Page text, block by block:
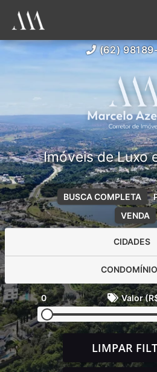
(62)
Imóveis de Luxo
VENDA
BUSCA COMPLETA
CIDADES
0 Valor
LIMPAR